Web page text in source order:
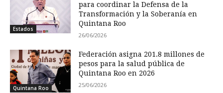
Estados
para coordinar la Defensa de la
Transformación y la Soberanía en
Quintana Roo
26/06/2026
Quintana Roo
Federación asigna 201.8 millones de
pesos para la salud pública de
Quintana Roo en 2026
25/06/2026